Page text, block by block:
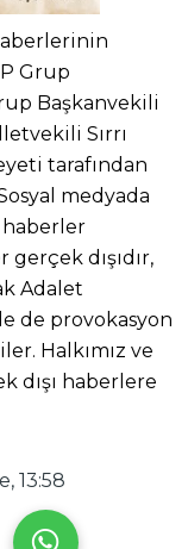
Grup
Başkanvekili
Sırrı
tarafından
medyada
haberler
dışıdır,
Adalet
de provokasyon
Halkımız ve
dışı haberlere
13:58